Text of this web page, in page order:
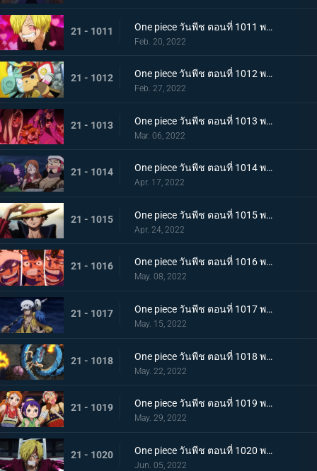
21 - 1011 One piece วันพีช ตอนที่ 1011 พากย์ไทย ดีก็แย่แล้ว! แมงมุมล่อลวงซันจิ
Feb. 20, 2022
21 - 1012 One piece วันพีช ตอนที่ 1012 พากย์ไทย เดินหมากผิดเกม! เพลิงของนกอมตะมัลโก้
Feb. 27, 2022
21 - 1013 One piece วันพีช ตอนที่ 1013 พากย์ไทย อดีตของยาโมโตะ ชายผู้หมายหัว 4 จักรพรรดิ
Mar. 06, 2022
21 - 1014 One piece วันพีช ตอนที่ 1014 พากย์ไทย น้ำตาของมัลโก้! สายสัมพันธ์ของกลุ่มโจรสลัดหนวดขาว
Apr. 17, 2022
21 - 1015 One piece วันพีช ตอนที่ 1015 พากย์ไทย ลูฟี่หมวกฟาง ชายผู้ที่จะเป็นราชาโจรสลัด
Apr. 24, 2022
21 - 1016 One piece วันพีช ตอนที่ 1016 พากย์ไทย ศึกสัตว์ประหลาด! สามกัปตันต่างถือทิฐิ
May. 08, 2022
21 - 1017 One piece วันพีช ตอนที่ 1017 พากย์ไทย ออกท่าใหญ่ต่อเนื่อง! รุ่นที่เลวร้ายที่สุดโจมตีระห่ำ
May. 15, 2022
21 - 1018 One piece วันพีช ตอนที่ 1018 พากย์ไทย ไคโดหัวเราะ! สี่จักรพรรดิปะทะยุคสมัยใหม่
May. 22, 2022
21 - 1019 One piece วันพีช ตอนที่ 1019 พากย์ไทย แผนลับของโอทามะ! สุดยอดแผนการคิบิดังโกะ
May. 29, 2022
21 - 1020 One piece วันพีช ตอนที่ 1020 พากย์ไทย ซันจิตะโกนสุดเสียง! SOS ที่ดังก้องทั่วเกาะ
Jun. 05, 2022